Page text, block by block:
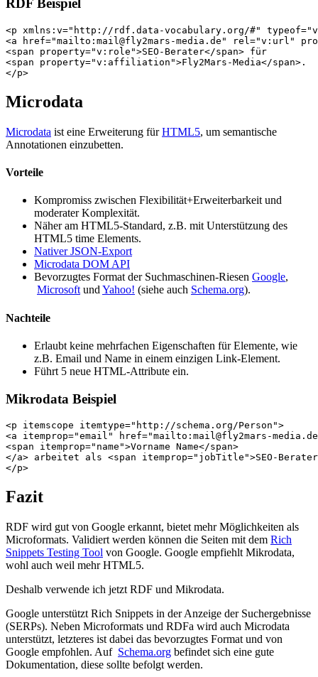
RDF Beispiel
<p xmlns:v="http://rdf.data-vocabulary.org/#"
<a href="mailto:mail@fly2mars-media.de" rel="v:url"
<span property="v:role">SEO-Berater</span> für
<span property="v:affiliation">Fly2Mars-Media</span>.
Microdata
Microdata ist eine Erweiterung fürHTML5, um semantische
Annotationen einzubetten.
Vorteile
Kompromiss zwischen Flexibilität+Erweiterbarkeit und
moderater Komplexität.
Näher am HTML5-Standard, z.B. mit Unterstützung des
HTML5 time Elements.
Nativer JSON-Export
Microdata DOM API
Bevorzugtes Format der Suchmaschinen-Riesen Google,
Microsoft und Yahoo! (siehe auch Schema.org).
Nachteile
Erlaubt keine mehrfachen Eigenschaften für Elemente, wie
z.B. Email und Name in einem einzigen Link-Element.
Führt 5 neue HTML-Attribute ein.
Mikrodata Beispiel
<p itemscope itemtype="http://schema.org/Person">
<a itemprop="email" href="mailto:mail@fly2mars-
<span itemprop="name">Vorname Name</span>
</a> arbeitet als <span itemprop="jobTitle">SEO-
Fazit
RDF wird gut von Google erkannt, bietet mehr Möglichkeiten als
Microformats. Validiert werden können die Seiten mit dem Rich
Snippets Testing Tool von Google. Google empfiehlt Mikrodata,
wohl auch weil mehr HTML5.
Deshalb verwende ich jetzt RDF und Mikrodata.
Google unterstützt Rich Snippets in der Anzeige der Suchergebnisse
(SERPs). Neben Microformats und RDFa wird auch Microdata
unterstützt, letzteres ist dabei das bevorzugtes Format und von
Google empfohlen. Auf Schema.org befindet sich eine gute
Dokumentation, diese sollte befolgt werden.